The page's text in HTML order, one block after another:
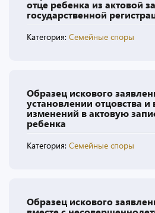
отце ребенка из актовой
государственной
Категория: Семейные споры
Образец искового
установлении отцовства и
изменений в актовую
ребенка
Категория: Семейные споры
Образец искового